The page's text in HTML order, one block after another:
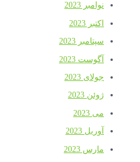
نوامبر 2023
اکتبر 2023
سپتامبر 2023
آگوست 2023
جولای 2023
ژوئن 2023
می 2023
آوریل 2023
مارس 2023